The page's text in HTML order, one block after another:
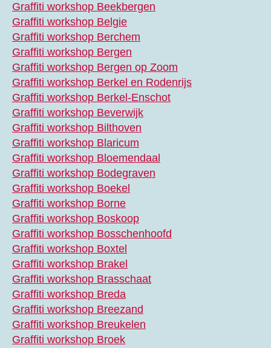
Graffiti workshop Beekbergen
Graffiti workshop Belgie
Graffiti workshop Berchem
Graffiti workshop Bergen
Graffiti workshop Bergen op Zoom
Graffiti workshop Berkel en Rodenrijs
Graffiti workshop Berkel-Enschot
Graffiti workshop Beverwijk
Graffiti workshop Bilthoven
Graffiti workshop Blaricum
Graffiti workshop Bloemendaal
Graffiti workshop Bodegraven
Graffiti workshop Boekel
Graffiti workshop Borne
Graffiti workshop Boskoop
Graffiti workshop Bosschenhoofd
Graffiti workshop Boxtel
Graffiti workshop Brakel
Graffiti workshop Brasschaat
Graffiti workshop Breda
Graffiti workshop Breezand
Graffiti workshop Breukelen
Graffiti workshop Broek